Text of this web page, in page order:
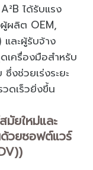
ได้รับแรง
ผลิต OEM,
ละผู้รับจ้าง
ครื่องมือสำหรับ
งช่วยเร่งระยะ
ดเร็วยิ่งขึ้น
มัยใหม่และ
วยซอฟต์แวร์